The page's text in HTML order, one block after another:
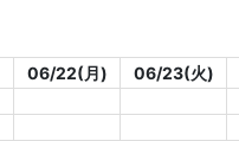
06/22(月) 06/23(火)